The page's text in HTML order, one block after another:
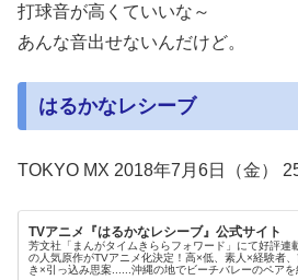
打球音が高くていいな～
あんな音出せないんだけど。
はるかなレシーブ
TOKYO MX 2018年7月6日（金）
TVアニメ『はるかなレシーブ』公式サイト
芳文社「まんがタイムきららフォワード」にて好評連
の人気原作がTVアニメ化決定！高×低、素人×経験者、
き×引っ込み思案......沖縄の地でビーチバレーのペアを